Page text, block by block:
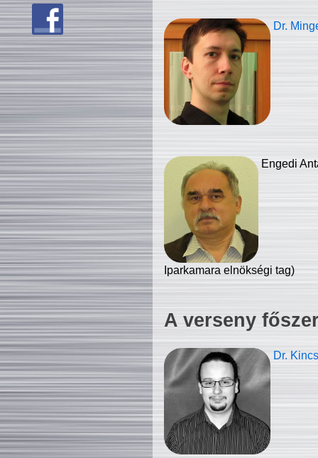
Dr.
Engedi
Iparkamara elnökségi tag)
A verseny
Dr.